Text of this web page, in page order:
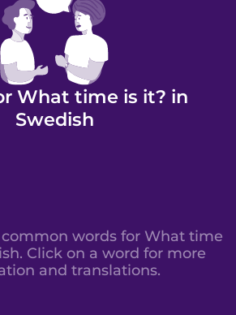
What time is it? in
Swedish
words for What time
Click on a word for more
and translations.